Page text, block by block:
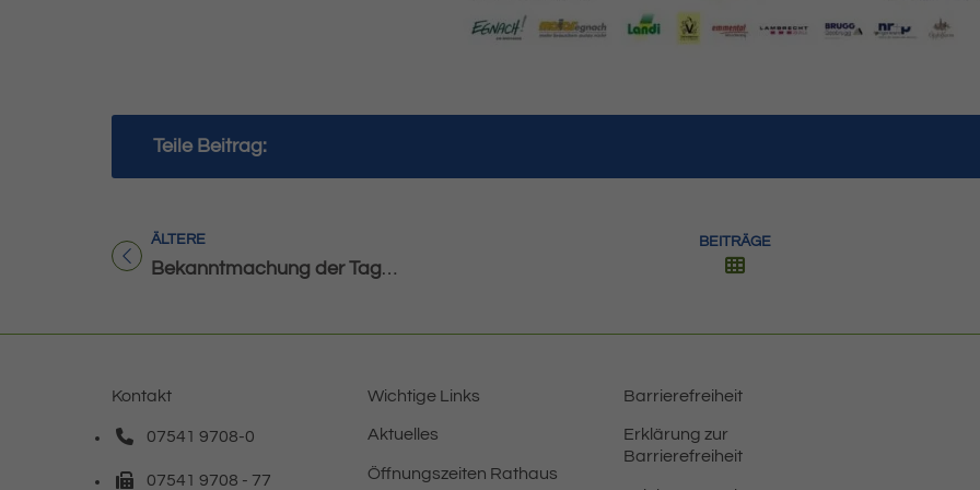
Teile Beitrag:
ÄLTERE
Titel für Beitrag
Bekanntmachung der Tagesordnung der öffentlichen Sitzungen am 26.03.2026
BEITRÄGE
Kontakt
07541 9708-0
Telefonnummer: 0 7 5 4 1 9 7 0 8 0
07541 9708 - 77
Wichtige Links
Aktuelles
Öffnungszeiten Rathaus
Barrierefreiheit
Erklärung zur
Barrierefreiheit